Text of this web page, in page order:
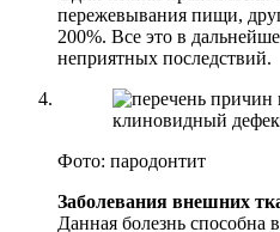
пережевывания пищи,
200%. Все это в
неприятных последствий.
Фото: пародонтит
Заболевания внешних
Данная болезнь способна